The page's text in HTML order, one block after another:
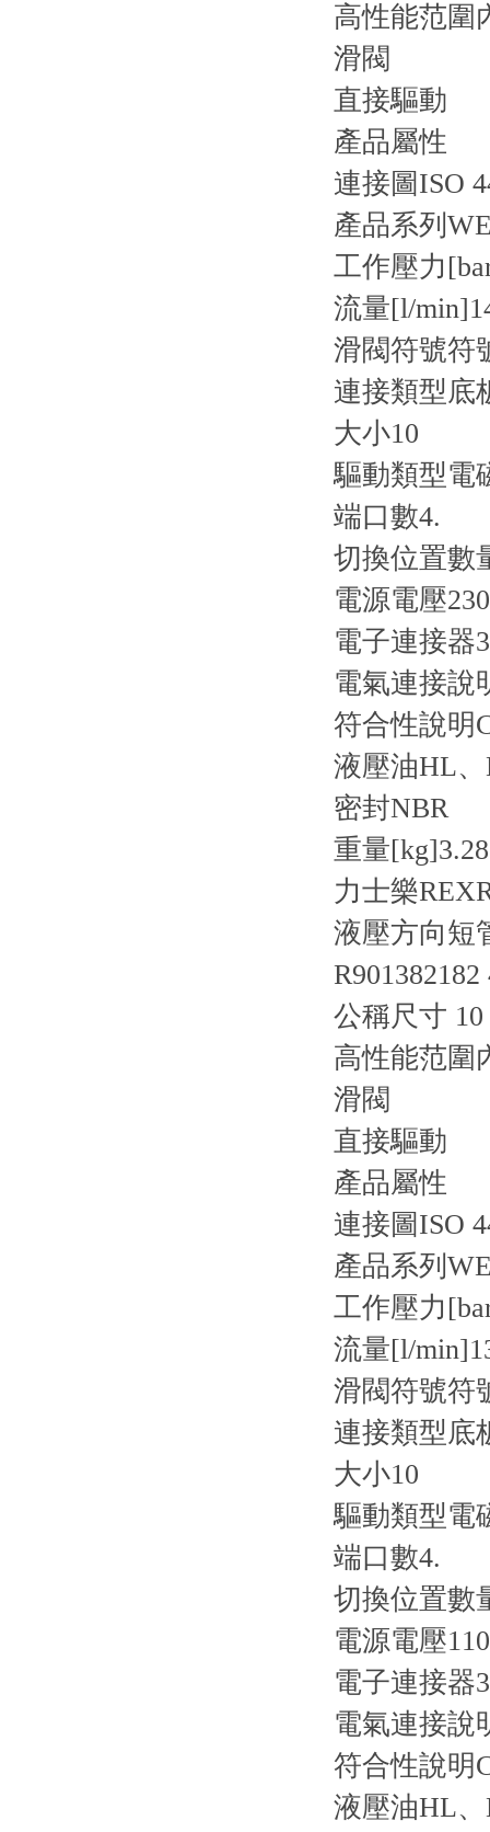
高性能范圍
滑閥
直接驅動
產品屬性
連接圖ISO
產品系列
工作壓力
流量[l/min]
滑閥符號符
連接類型底
大小10
驅動類型電
端口數4.
切換位置數
電源電壓
電子連接器
電氣連接說
符合性說明
液壓油HL、
密封NBR
重量[kg]3.28
力士樂
液壓方向短
公稱尺寸
高性能范圍
滑閥
直接驅動
產品屬性
連接圖ISO
產品系列
工作壓力
流量[l/min]
滑閥符號符
連接類型底
大小10
驅動類型電
端口數4.
切換位置數
電源電壓
電子連接器
電氣連接說
符合性說明
液壓油HL、